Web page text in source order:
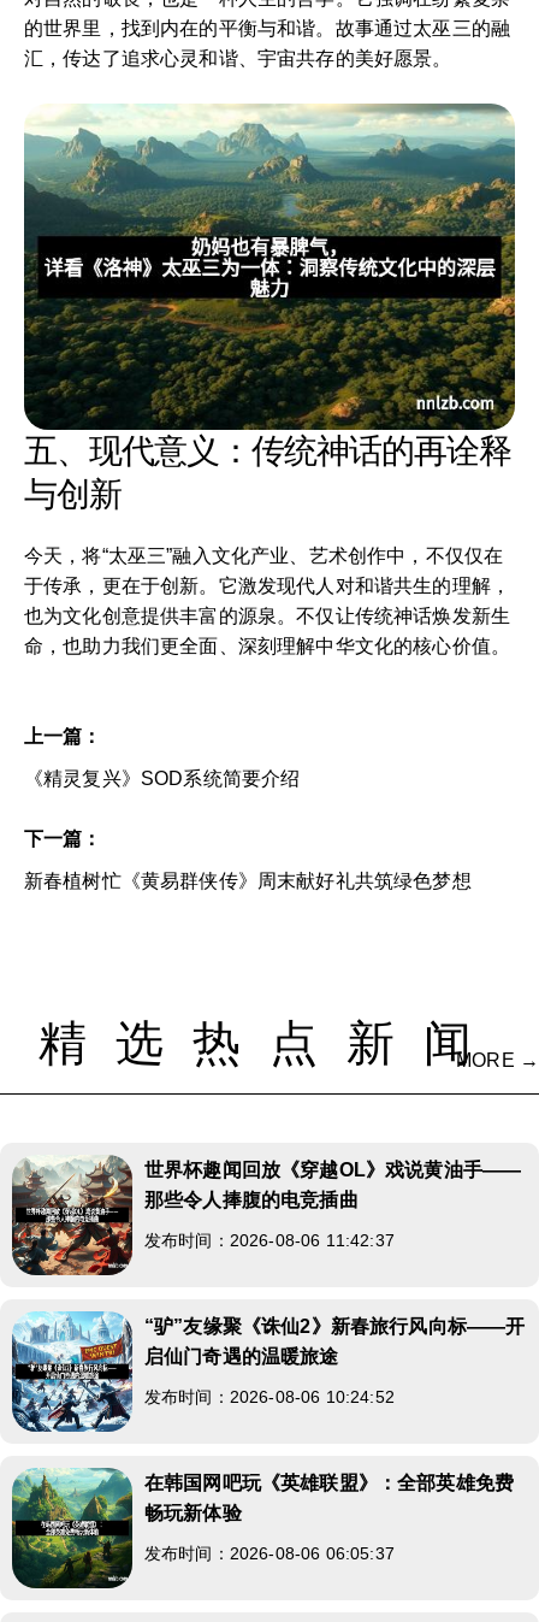
的世界里，找到内在的平衡与和谐。故事通过太巫三的融
汇，传达了追求心灵和谐、宇宙共存的美好愿景。
五、现代意义：传统神话的再诠释
与创新
今天，将“太巫三”融入文化产业、艺术创作中，不仅仅在
于传承，更在于创新。它激发现代人对和谐共生的理解，
也为文化创意提供丰富的源泉。不仅让传统神话焕发新生
命，也助力我们更全面、深刻理解中华文化的核心价值。
上一篇：
《精灵复兴》SOD系统简要介绍
下一篇：
新春植树忙《黄易群侠传》周末献好礼共筑绿色梦想
精选热点新闻
MORE →
世界杯趣闻回放《穿越OL》戏说黄油手——
那些令人捧腹的电竞插曲
发布时间：2026-08-06 11:42:37
“驴”友缘聚《诛仙2》新春旅行风向标——开
启仙门奇遇的温暖旅途
发布时间：2026-08-06 10:24:52
在韩国网吧玩《英雄联盟》：全部英雄免费
畅玩新体验
发布时间：2026-08-06 06:05:37